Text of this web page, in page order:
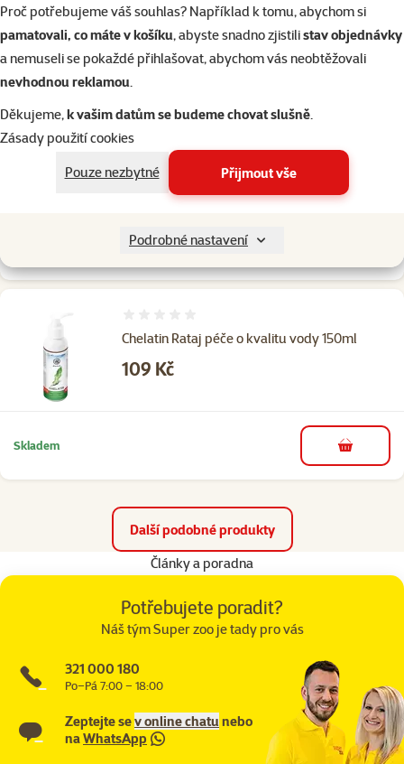
Proč potřebujeme váš souhlas? Například k tomu, abychom si
pamatovali, co máte v košíku, abyste snadno zjistilistav objednávky
a nemuseli se pokaždé přihlašovat, abychom vás neobtěžovali
nevhodnou reklamou.
Děkujeme,k vašim datům se budeme chovat slušně.
Zásady použití cookies
Pouze nezbytné
Přijmout vše
Podrobné nastavení
Skladem do košíku
BactoEsex Rataj bakteriální přípravek pro
úpravu vody na 400l
Hodnocení 80%, počet hodnocení: 1
1×hodnocení
Cena
199 Kč
Chelatin Rataj péče o kvalitu vody 150ml
Cena
109 Kč
Skladem do košíku
Další podobné produkty
Články a poradna
Potřebujete poradit?
Náš tým Super zoo je tady pro vás
321 000 180
Po–Pá 7:00 – 18:00
Zeptejte sev online chatunebo
naWhatsApp